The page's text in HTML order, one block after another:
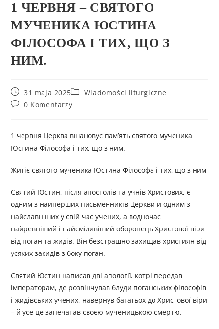
1 ЧЕРВНЯ – СВЯТОГО
МУЧЕНИКА ЮСТИНА
ФІЛОСОФА І ТИХ, ЩО З
НИМ.
31 maja 2025
Wiadomości liturgiczne
0 Komentarzy
1 червня Церква вшановує пам’ять святого мученика
Юстина Філософа і тих, що з ним.
Житіє святого мученика Юстина Філософа і тих, що з ним
Cвятий Юстин, після апостолів та учнів Христових, є
одним з найперших письменників Церкви й одним з
найславніших у свій час учених, а водночас
найревніший і найсміливіший оборонець Христової віри
від поган та жидів. Він безстрашно захищав християн від
усяких закидів з боку поган.
Святий Юстин написав дві апології, котрі передав
імператорам, де розвінчував блуди поганських філософів
і жидівських учених, навернув багатьох до Христової віри
– й усе це запечатав своєю мученицькою смертю.